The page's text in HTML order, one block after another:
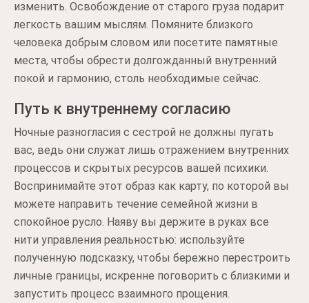
изменить. Освобождение от старого груза подарит
легкость вашим мыслям. Помяните близкого
человека добрым словом или посетите памятные
места, чтобы обрести долгожданный внутренний
покой и гармонию, столь необходимые сейчас.
Путь к внутреннему согласию
Ночные разногласия с сестрой не должны пугать
вас, ведь они служат лишь отражением внутренних
процессов и скрытых ресурсов вашей психики.
Воспринимайте этот образ как карту, по которой вы
можете направить течение семейной жизни в
спокойное русло. Наяву вы держите в руках все
нити управления реальностью: используйте
полученную подсказку, чтобы бережно перестроить
личные границы, искренне поговорить с близкими и
запустить процесс взаимного прощения.